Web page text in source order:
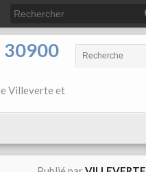
30900
Villeverte et